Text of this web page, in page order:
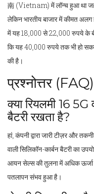
南 (Vietnam) में लॉन्च हुआ था
लेकिन भारतीय बाजार में कीमत अलग
में यह 18,000 से 22,000 रुपये के
कि यह 40,000 रुपये तक भी हो
की है।
प्रश्नोत्तर (FAQ)
क्या रियलमी 16
बैटरी रखता है?
हां, कंपनी द्वारा जारी टीज़र और
वाली सिलिकॉन-कार्बन बैटरी का
आयन सेल्स की तुलना में अधिक
पतलापन संभव हुआ है।